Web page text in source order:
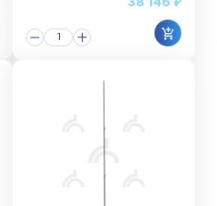
38 146 ₽